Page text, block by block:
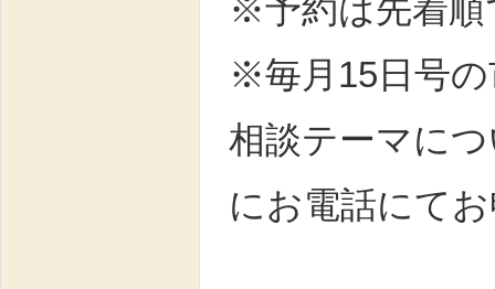
※予約は先着順
※毎月15日号の
相談テーマに
にお電話にて